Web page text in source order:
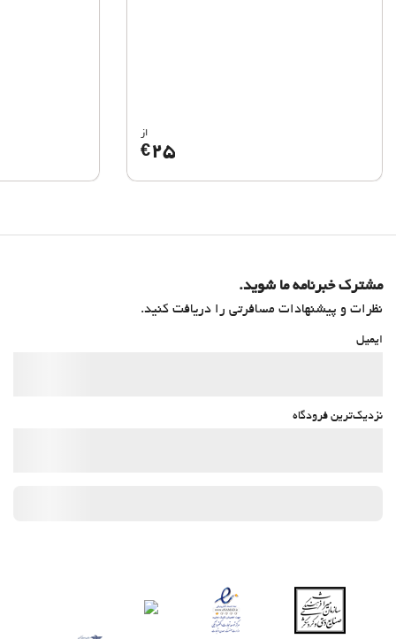
از
€25
مشترک خبرنامه ما شوید.
نظرات و پیشنهادات مسافرتی را دریافت کنید.
ایمیل
نزدیک‌ترین فرودگاه